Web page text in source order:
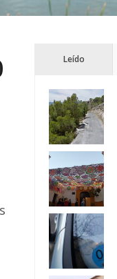
Leído